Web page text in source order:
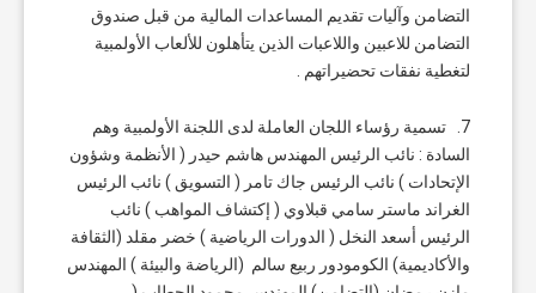
التضامن وآليات تقديم المساعدات المالية من قبل صندوق
التضامن للاعبين واللاعبات الذين يتأهلون للألعاب الأولمبية
لتغطية نفقات تحضيراتهم .
7. تسمية رؤساء اللجان العاملة لدى اللجنة الأولمبية وهم
السادة : نائب الرئيس المهندس هاشم حيدر ( الأنظمة وشؤون
الإتحادات ) نائب الرئيس جاك تامر ( التسويق ) نائب الرئيس
الغراند ماستر سامي قبلاوي ( إكتشاف المواهب ) نائب
الرئيس أسعد النخل ( الدورات الرياضية ) خضر مقلد (الثقافة
والأكاديمية) الكومودور ربيع سالم (الرياضة والبيئة ) المهندس